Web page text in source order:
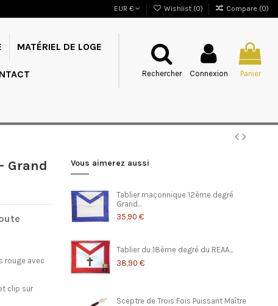
EUR € Wishlist (0) Compare (0)
MATÉRIEL DE LOGE
Rechercher Connexion Panier
Grand
rouge avec
clip sur
Vous aimerez aussi
Tablier maçonnique 12ème degré
Grand...
35,90 €
Tablier du 18ème degré du REAA...
38,90 €
Sceptre de Trois Fois Puissant Maître